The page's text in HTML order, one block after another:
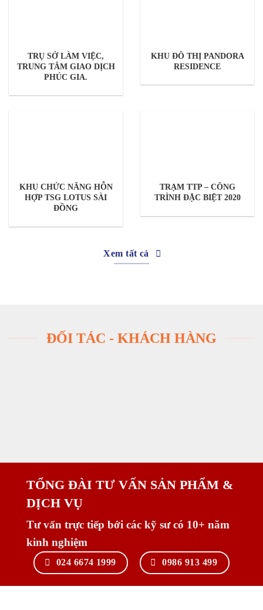
TRỤ SỞ LÀM VIỆC,
TRUNG TÂM GIAO DỊCH
PHÚC GIA.
KHU ĐÔ THỊ PANDORA
RESIDENCE
KHU CHỨC NĂNG HỖN
HỢP TSG LOTUS SÀI
ĐỒNG
TRẠM TTP – CÔNG
TRÌNH ĐẶC BIỆT 2020
Xem tất cả
ĐỐI TÁC - KHÁCH HÀNG
TỔNG ĐÀI TƯ VẤN SẢN PHẨM &
DỊCH VỤ
Tư vấn trực tiếp bới các kỹ sư có 10+ năm
kinh nghiệm
024 6674 1999 0986 913 499